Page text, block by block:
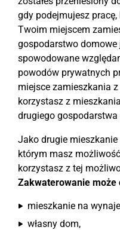
gdy podejmujesz
Twoim miejscem
gospodarstwo domowe
spowodowane
powodów prywatnych
miejsce zamieszkania
korzystasz z
drugiego gospodarstwa
Jako drugie
którym masz
korzystasz z tej
Zakwaterowanie może
mieszkanie na
własny dom,